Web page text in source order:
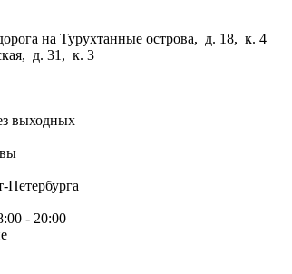
на Турухтанные острова, д. 18, к. 4
д. 31, к. 3
выходных
Петербурга
- 20:00